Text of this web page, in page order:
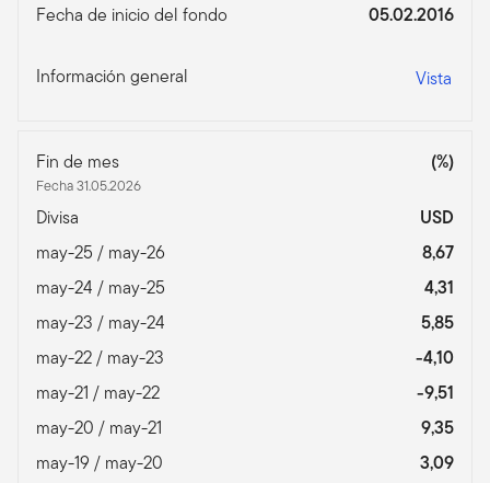
Fecha de inicio del fondo
05.02.2016
Información general Vista
Fin de mes
Fecha 31.05.2026
(%)
Divisa
USD
may-25 / may-26
8,67
may-24 / may-25
4,31
may-23 / may-24
5,85
may-22 / may-23
-4,10
may-21 / may-22
-9,51
may-20 / may-21
9,35
may-19 / may-20
3,09